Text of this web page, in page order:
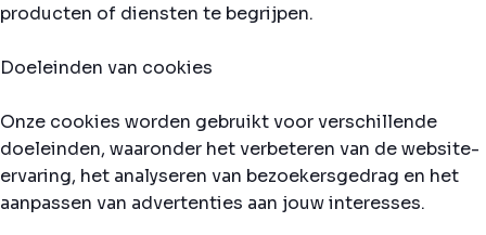
producten of diensten te begrijpen.
Doeleinden van cookies
Onze cookies worden gebruikt voor verschillende
doeleinden, waaronder het verbeteren van de website-
ervaring, het analyseren van bezoekersgedrag en het
aanpassen van advertenties aan jouw interesses.